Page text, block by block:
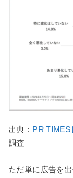
出典： PR TIMES
調査
ただ単に広告を